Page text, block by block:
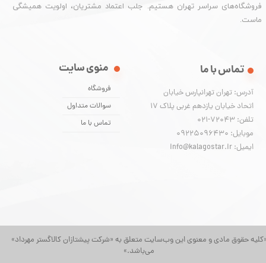
حقوق مادی و معنوی این وب‌سایت متعلق به «شرکت پیشتازان کالاگستر مهرداد»
می‌باشد.»
فروشگاه‌های سراسر تهران هستیم. جلب اعتماد مشتریان، اولویت همیشگی
ماست.
منوی سایت
فروشگاه
سوالات متداول
تماس با ما
تماس با ما
آدرس: تهران تهرانپارس خیابان
اتحاد خیابان یازدهم غربی پلاک ۱۷
تلفن: 72043-021
موبایل: 09225096430
ایمیل: info@kalagostar.ir